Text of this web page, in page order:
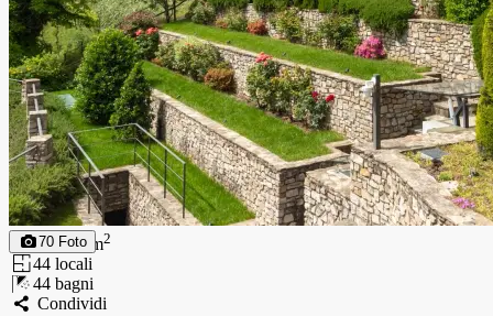
70 Foto
400400m2
44 locali
44 bagni
Condividi